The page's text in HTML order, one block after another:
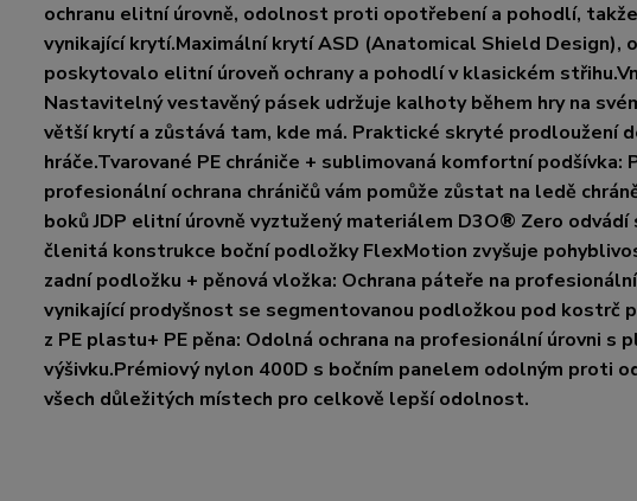
ochranu elitní úrovně, odolnost proti opotřebení a pohodlí,
vynikající krytí.Maximální krytí ASD (Anatomical Shield Design),
poskytovalo elitní úroveň ochrany a pohodlí v klasickém
Nastavitelný vestavěný pásek udržuje kalhoty během hry na
větší krytí a zůstává tam, kde má. Praktické skryté prodloužení
hráče.Tvarované PE chrániče + sublimovaná komfortní
profesionální ochrana chráničů vám pomůže zůstat na ledě
boků JDP elitní úrovně vyztužený materiálem D3O® Zero
členitá konstrukce boční podložky FlexMotion zvyšuje
zadní podložku + pěnová vložka: Ochrana páteře na
vynikající prodyšnost se segmentovanou podložkou pod kostrč
z PE plastu+ PE pěna: Odolná ochrana na profesionální úrovni s
výšivku.Prémiový nylon 400D s bočním panelem odolným proti
všech důležitých místech pro celkově lepší odolnost.